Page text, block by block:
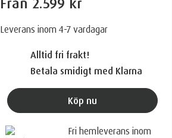
Leverans inom 4-7 vardagar
Alltid fri frakt!
Betala smidigt med Klarna
Köp nu
Fri hemleverans inom